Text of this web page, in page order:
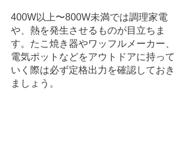
400W以上〜800W未満では調理家電
や、熱を発生させるものが目立ちま
す。たこ焼き器やワッフルメーカー、
電気ポットなどをアウトドアに持って
いく際は必ず定格出力を確認しておき
ましょう。